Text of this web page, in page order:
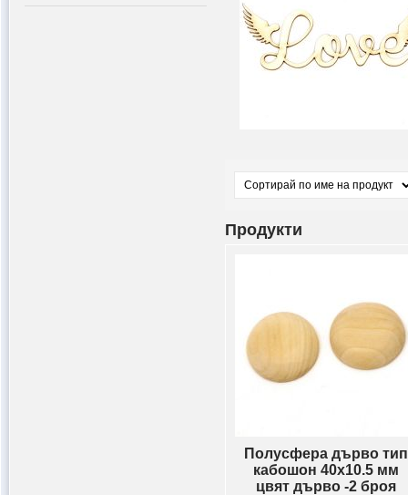
Продукти
Полусфера дърво тип
кабошон 40x10.5 мм
цвят дърво -2 броя